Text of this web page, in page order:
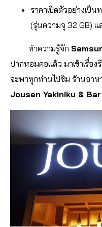
ราคาเปิดตัวอย่างเป็
(รุ่นความจุ 32 GB)
ทำความรู้จัก
ปากหอมคอแล้ว มาเข้าเรื่อง
จะพาทุกท่านไปชิม ร้านอาห
Jousen Yakiniku & Bar